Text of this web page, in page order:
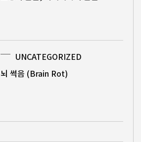
UNCATEGORIZED
뇌 썩음 (Brain Rot)